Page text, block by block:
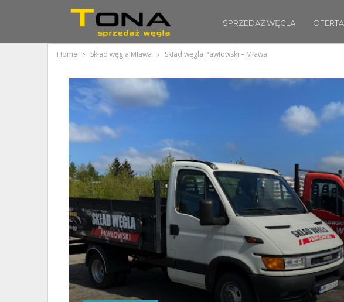
SPRZEDAŻ WĘGLA OFERTA
Home Skład węgla Mława Skład węgla Pawłowski – Mława